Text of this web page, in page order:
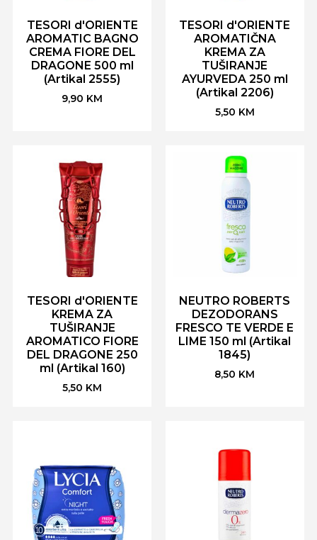
TESORI d'ORIENTE
AROMATIC BAGNO
CREMA FIORE DEL
DRAGONE 500 ml
(Artikal 2555)
9,90 KM
TESORI d'ORIENTE
AROMATIČNA
KREMA ZA
TUŠIRANJE
AYURVEDA 250 ml
(Artikal 2206)
5,50 KM
TESORI d'ORIENTE
KREMA ZA
TUŠIRANJE
AROMATICO FIORE
DEL DRAGONE 250
ml (Artikal 160)
5,50 KM
NEUTRO ROBERTS
DEZODORANS
FRESCO TE VERDE E
LIME 150 ml (Artikal
1845)
8,50 KM